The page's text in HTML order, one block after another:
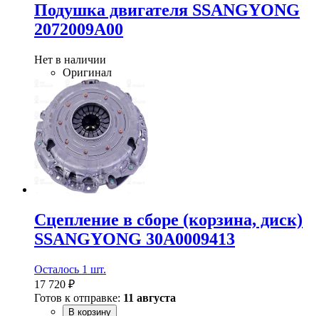
Подушка двигателя SSANGYONG
2072009A00
Нет в наличии
Оригинал
Сцепление в сборе (корзина, диск)
SSANGYONG 30A0009413
Осталось 1 шт.
17 720 ₽
Готов к отправке: 11 августа
В корзину